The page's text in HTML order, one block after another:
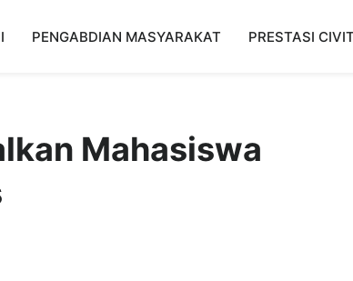
PENGABDIAN MASYARAKAT PRESTASI
Mahasiswa